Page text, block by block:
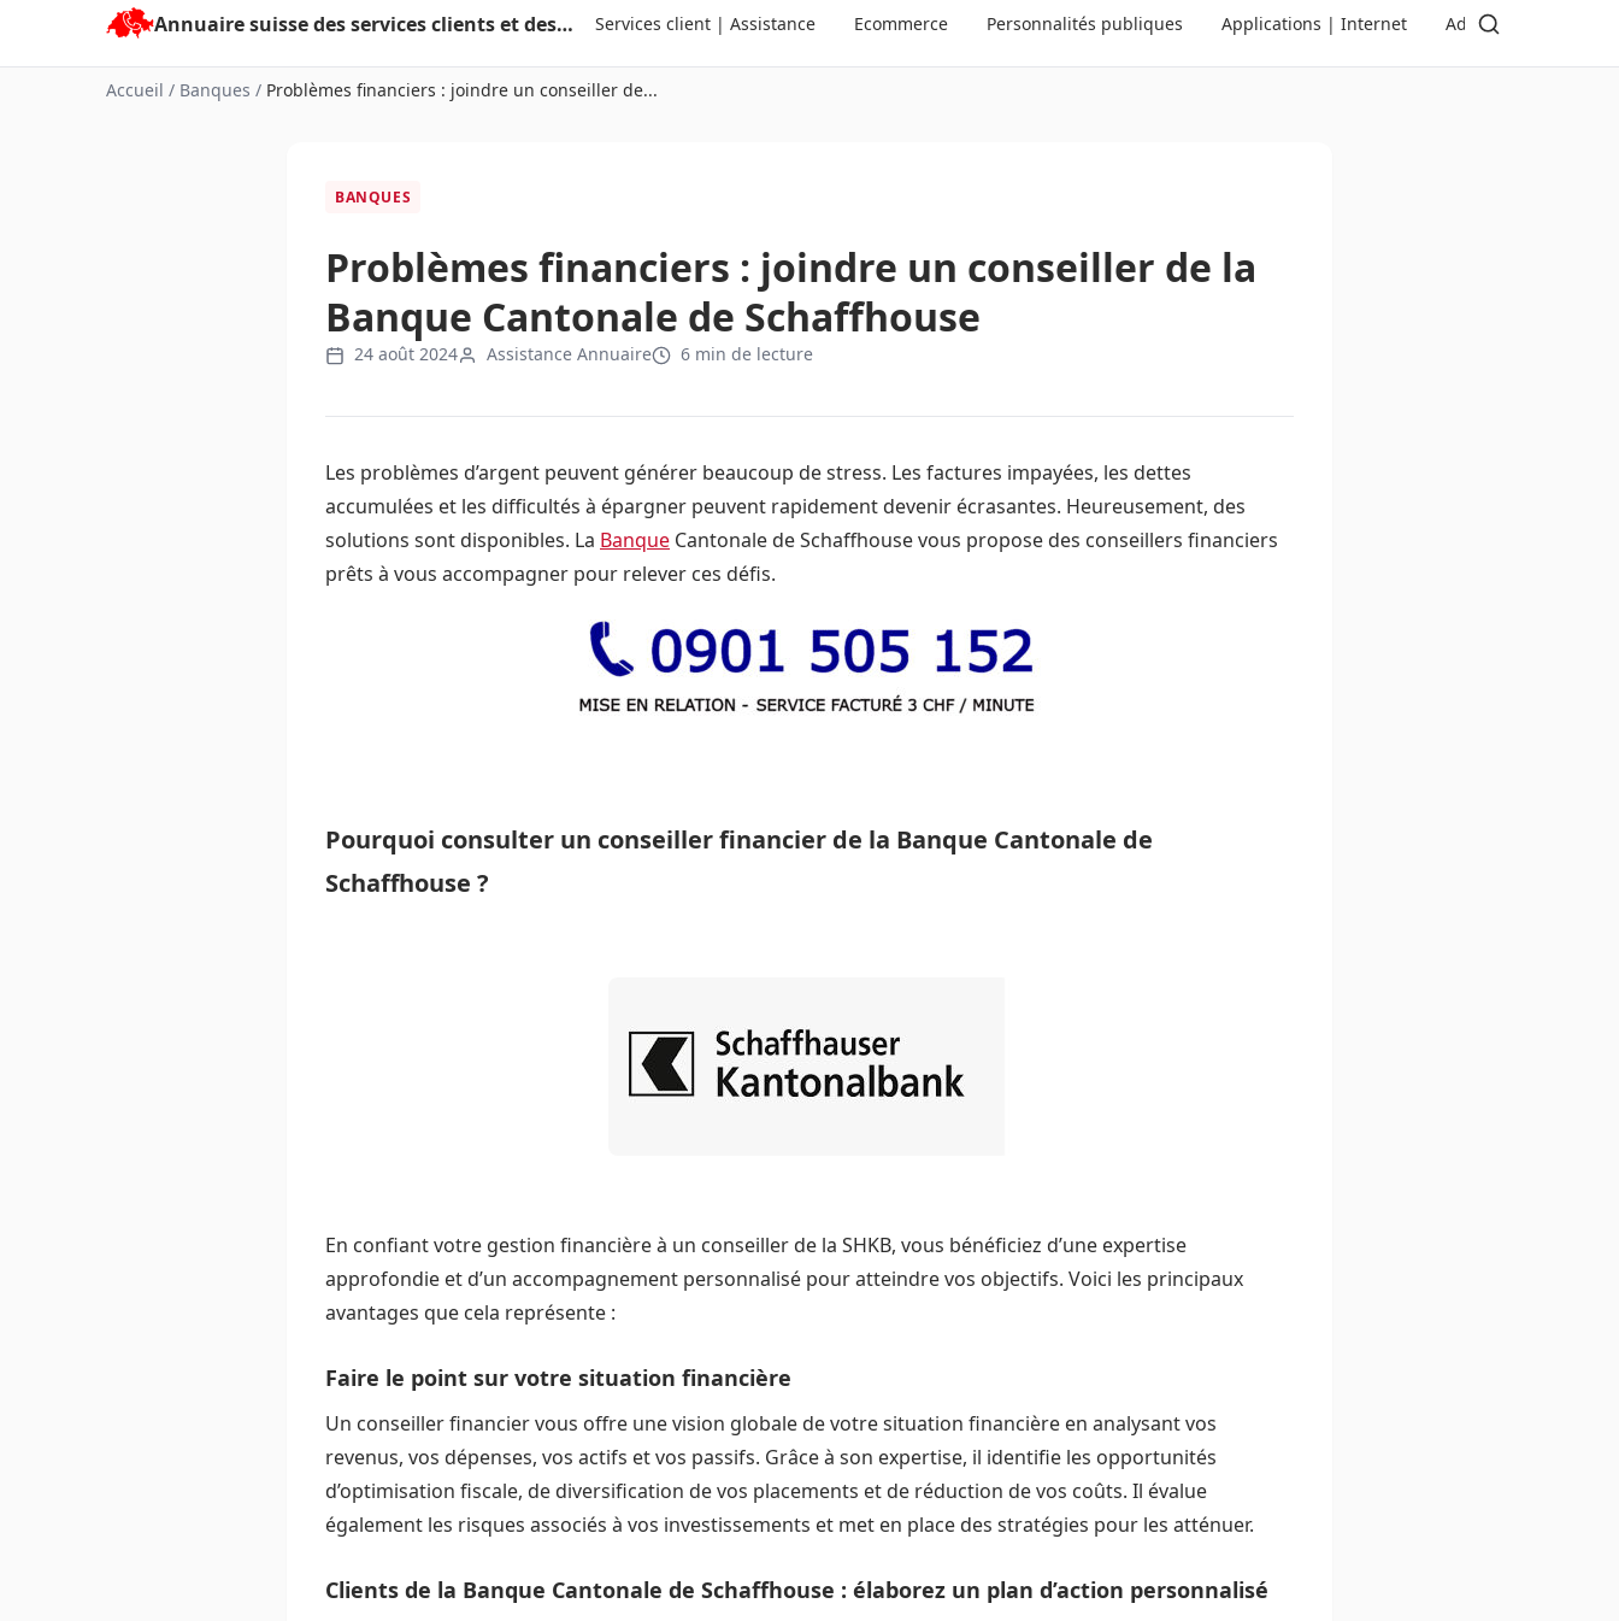
contenu
Annuaire suisse des services clients et des personnalités Services client | Assistance Ecommerce Personnalités publiques Applications | Internet Administration |
Accueil / Banques / Problèmes financiers : joindre un conseiller de...
BANQUES
Problèmes financiers : joindre un conseiller de la
Banque Cantonale de Schaffhouse
24 août 2024 Assistance Annuaire 6 min de lecture
Les problèmes d’argent peuvent générer beaucoup de stress. Les factures impayées, les dettes
accumulées et les difficultés à épargner peuvent rapidement devenir écrasantes. Heureusement, des
solutions sont disponibles. La Banque Cantonale de Schaffhouse vous propose des conseillers financiers
prêts à vous accompagner pour relever ces défis.
Pourquoi consulter un conseiller financier de la Banque Cantonale de
Schaffhouse ?
En confiant votre gestion financière à un conseiller de la SHKB, vous bénéficiez d’une expertise
approfondie et d’un accompagnement personnalisé pour atteindre vos objectifs. Voici les principaux
avantages que cela représente :
Faire le point sur votre situation financière
Un conseiller financier vous offre une vision globale de votre situation financière en analysant vos
revenus, vos dépenses, vos actifs et vos passifs. Grâce à son expertise, il identifie les opportunités
d’optimisation fiscale, de diversification de vos placements et de réduction de vos coûts. Il évalue
également les risques associés à vos investissements et met en place des stratégies pour les atténuer.
Clients de la Banque Cantonale de Schaffhouse : élaborez un plan d’action personnalisé